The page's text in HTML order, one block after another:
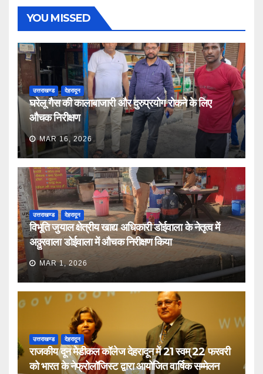
YOU MISSED
उत्तराखण्ड देहरादून
घरेलू गैस की कालाबाजारी और दुरुप्रयोग रोकने के लिए
औचक निरीक्षण
MAR 16, 2026
उत्तराखण्ड देहरादून
विभूति जुयाल क्षेत्रीय खाद्य अधिकारी डोईवाला के नेतृत्व में
अठ्ठुरवाला डोईवाला में औचक निरीक्षण किया
MAR 1, 2026
उत्तराखण्ड देहरादून
राजकीय दून मेडीकल कॉलेज देहरादून में 21 स्वम् 22 फरवरी
को भारत के नेफ्रोलॉजिस्ट द्वारा आयोजित वार्षिक सम्मेलन